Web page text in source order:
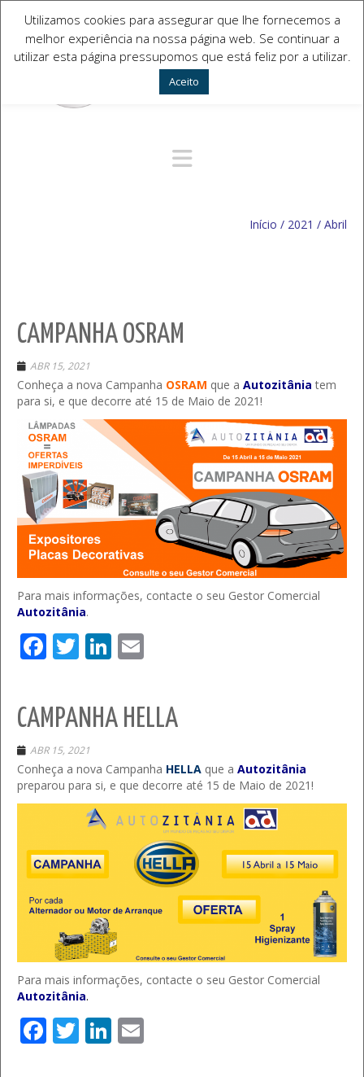
Navegação Alternativa
Início / 2021 / Abril
CAMPANHA OSRAM
ABR 15, 2021
Conheça a nova Campanha OSRAM que a Autozitânia tem
para si, e que decorre até 15 de Maio de 2021!
Para mais informações, contacte o seu Gestor Comercial
Autozitânia.
Facebook
TwitterLinkedIn
CAMPANHA HELLA
ABR 15, 2021
Conheça a nova Campanha HELLA que a Autozitânia
preparou para si, e que decorre até 15 de Maio de 2021!
Para mais informações, contacte o seu Gestor Comercial
Autozitânia.
Facebook
TwitterLinkedIn
Utilizamos cookies para assegurar que lhe fornecemos a
melhor experiência na nossa página web. Se continuar a
utilizar esta página pressupomos que está feliz por a utilizar.
Aceito